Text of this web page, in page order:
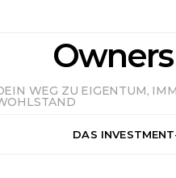
WEG ZU EIGENTUM,
DAS